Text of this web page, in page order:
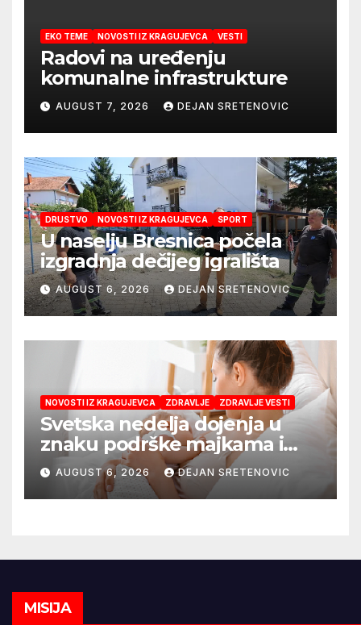
EKO TEME NOVOSTI IZ KRAGUJEVCA VESTI
Radovi na uređenju
komunalne infrastrukture
AUGUST 7, 2026 DEJAN SRETENOVIC
DRUSTVO NOVOSTI IZ KRAGUJEVCA SPORT
U naselju Bresnica počela
izgradnja dečijeg igrališta
AUGUST 6, 2026 DEJAN SRETENOVIC
NOVOSTI IZ KRAGUJEVCA ZDRAVLJE ZDRAVLJE VESTI
Svetska nedelja dojenja u
znaku podrške majkama i
najboljeg početka života
AUGUST 6, 2026 DEJAN SRETENOVIC
MISIJA